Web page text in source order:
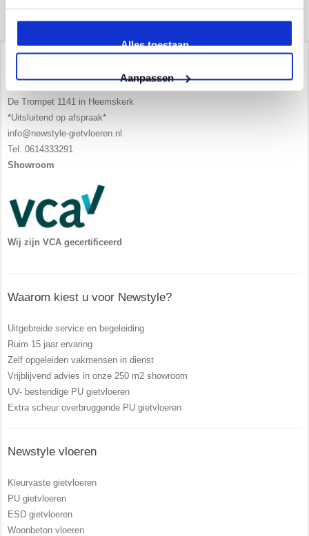
Alles toestaan
Aanpassen
De Trompet 1141 in Heemskerk
*Uitsluitend op afspraak*
info@newstyle-gietvloeren.nl
Tel. 0614333291
Showroom
Wij zijn VCA gecertificeerd
Waarom kiest u voor Newstyle?
Uitgebreide service en begeleiding
Ruim 15 jaar ervaring
Zelf opgeleiden vakmensen in dienst
Vrijblijvend advies in onze 250 m2 showroom
UV- bestendige PU gietvloeren
Extra scheur overbruggende PU gietvloeren
Newstyle vloeren
Kleurvaste gietvloeren
PU gietvloeren
ESD gietvloeren
Woonbeton vloeren